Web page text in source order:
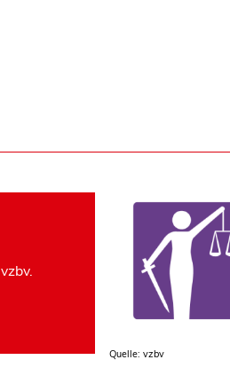
Quelle: vzbv